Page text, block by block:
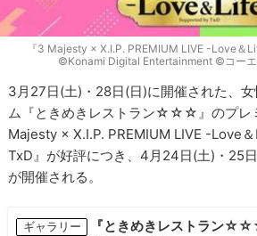
『3 Majesty × X.I.P. PREMIUM LIVE -Love＆
©Konami Digital Entertainment ©コーエ
3月27日(土)・28日(日)に開催された、
ム『ときめきレストラン☆☆☆』のプレ
Majesty × X.I.P. PREMIUM LIVE -Love
TxD』が好評につき、4月24日(土)・25
が開催される。
ギャラリー
『ときめきレストラン